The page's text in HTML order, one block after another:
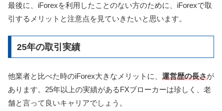
最後に、iForexを利用したことのない方のために、iForexで取
引するメリットと注意点を見ていきたいと思います。
25年の取引実績
他業者と比べた時のiForex大きなメリットに、 運営歴の長さが
あります。25年以上の実績があるFXブローカーは珍しく、老
舗と言って良いキャリアでしょう。